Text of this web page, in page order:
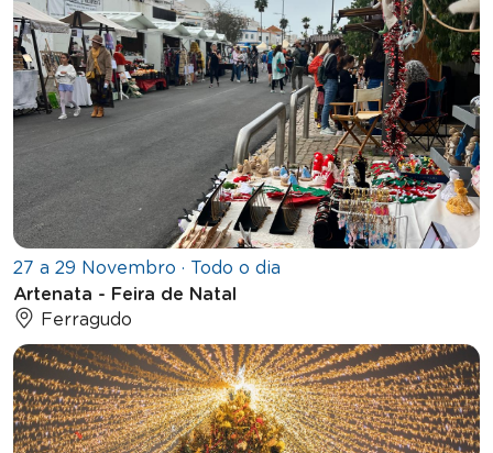
27 a 29 Novembro · Todo o dia
Artenata - Feira de Natal
Ferragudo